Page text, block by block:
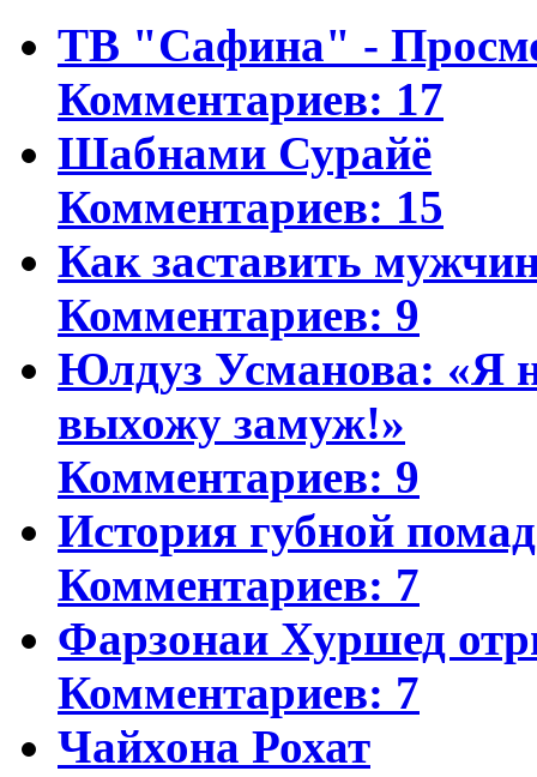
ТВ "Сафина" -
Комментариев: 17
Шабнами Сурайё
Комментариев: 15
Как заставить
Комментариев: 9
Юлдуз Усманова: «Я
выхожу замуж!»
Комментариев: 9
История губной
Комментариев: 7
Фарзонаи Хуршед
Комментариев: 7
Чайхона Рохат